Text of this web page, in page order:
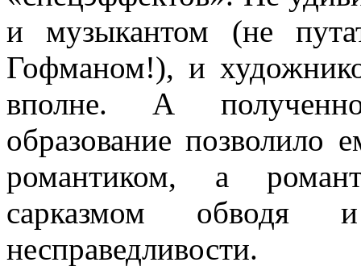
и музыкантом (не
Гофманом!), и
вполне. А
образование позволило
романтиком, а
сарказмом обводя
несправедливости.